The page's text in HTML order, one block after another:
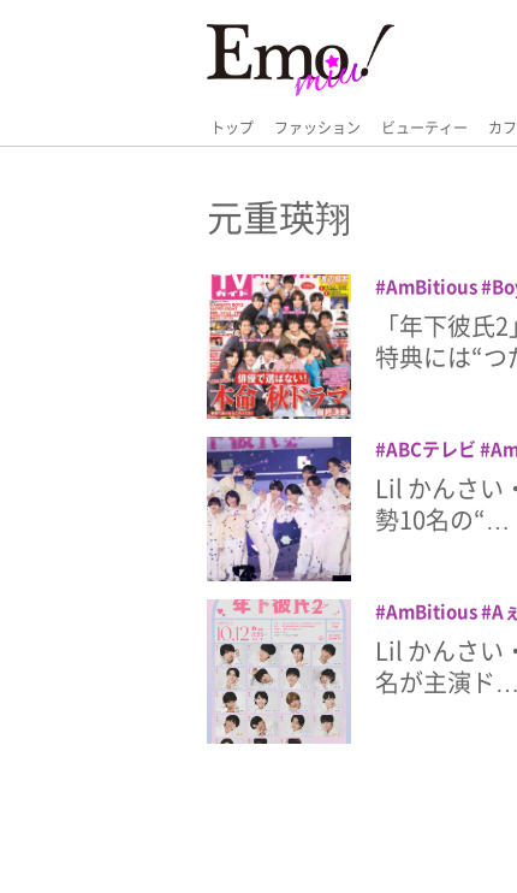
トップ ファッション ビューティー カ
元重瑛翔
AmBitious
藤篤志 元重瑛翔
岡野すこやか
ド 森ケイン 永
「年下彼氏
特典には“
ABCテレビ
Rakuten
Rakuten
レビ ドラマ 伊
Lil かんさい
勢10名の“…
AmBitious A
さい
ドラマ
川太郎 大内リ
彪太郎 嶋﨑斗亜
Lil かんさい
名が主演ド…